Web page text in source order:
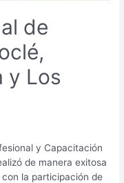
de
y Los
y Capacitación
de manera exitosa
la participación de